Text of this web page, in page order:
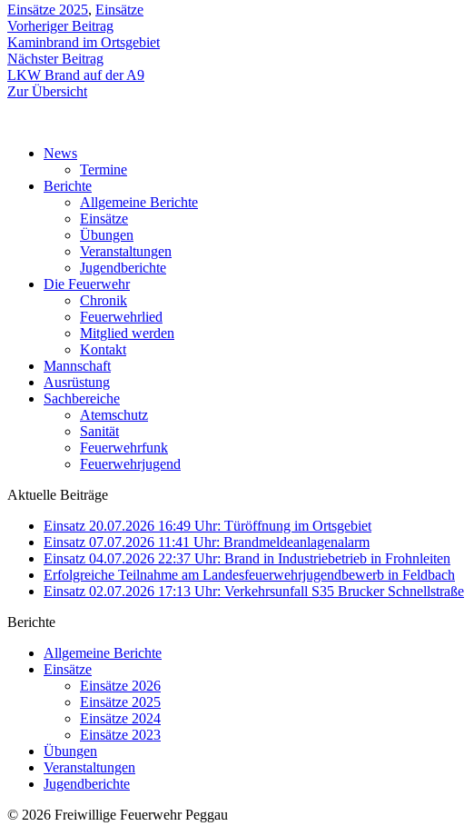
Einsätze 2025, Einsätze
Beitragsnavigation
Vorheriger BeitragVorheriger
Beitrag:
Kaminbrand im Ortsgebiet
Nächster BeitragNächster
Beitrag:
LKW Brand auf der A9
Zur Übersicht
News
Termine
Berichte
Allgemeine Berichte
Einsätze
Übungen
Veranstaltungen
Jugendberichte
Die Feuerwehr
Chronik
Feuerwehrlied
Mitglied werden
Kontakt
Mannschaft
Ausrüstung
Sachbereiche
Atemschutz
Sanität
Feuerwehrfunk
Feuerwehrjugend
Aktuelle Beiträge
Einsatz 20.07.2026 16:49 Uhr: Türöffnung im Ortsgebiet
Einsatz 07.07.2026 11:41 Uhr: Brandmeldeanlagenalarm
Einsatz 04.07.2026 22:37 Uhr: Brand in Industriebetrieb in Frohnleiten
Erfolgreiche Teilnahme am Landesfeuerwehrjugendbewerb in Feldbach
Einsatz 02.07.2026 17:13 Uhr: Verkehrsunfall S35 Brucker Schnellstraße
Berichte
Allgemeine Berichte
Einsätze
Einsätze 2026
Einsätze 2025
Einsätze 2024
Einsätze 2023
Übungen
Veranstaltungen
Jugendberichte
© 2026 Freiwillige Feuerwehr Peggau